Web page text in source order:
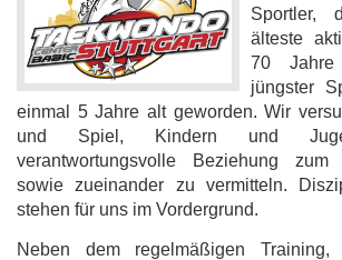
Sportler,
älteste
70
jüngster
einmal 5 Jahre alt geworden. Wir
und Spiel, Kindern und
verantwortungsvolle Beziehung zum
sowie zueinander zu vermitteln.
stehen für uns im Vordergrund.
Neben dem regelmäßigen